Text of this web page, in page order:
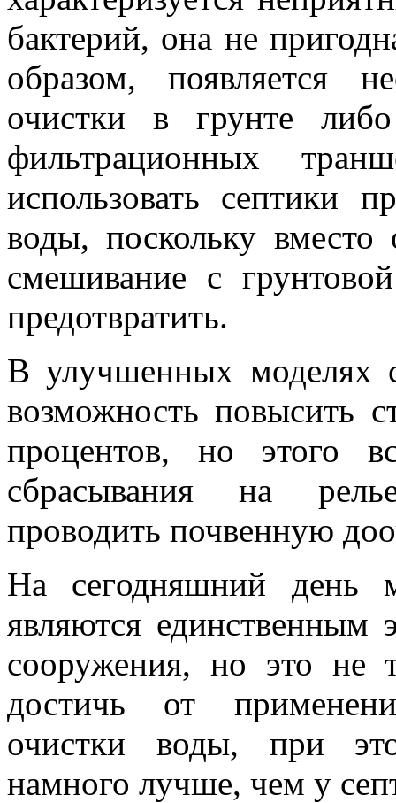
бактерий, она не
образом, появляется
очистки в грунте
фильтрационных
использовать септики
воды, поскольку вместо
смешивание с
предотвратить.
В улучшенных моделях
возможность повысить
процентов, но этого
сбрасывания на
проводить почвенную
На сегодняшний день
являются единственным
сооружения, но это не
достичь от
очистки воды, при
намного лучше, чем у